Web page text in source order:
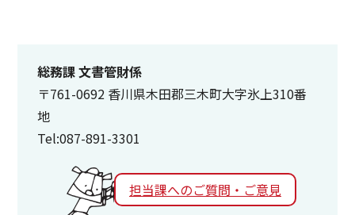
総務課 文書管財係
〒761-0692 香川県木田郡三木町大字氷上310番
地
Tel:087-891-3301
担当課へのご質問・ご意見